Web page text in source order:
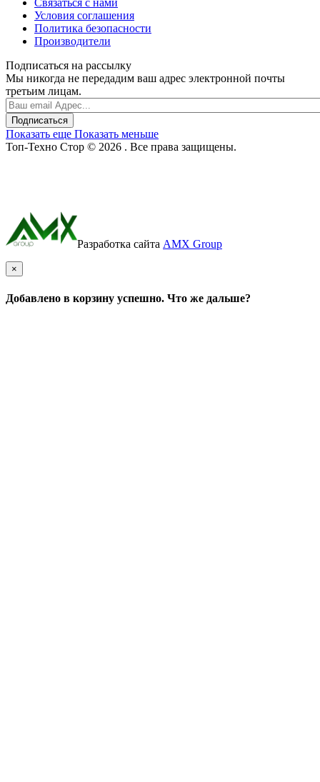
Условия соглашения
Политика безопасности
Производители
Подписаться на рассылку
Мы никогда не передадим ваш адрес электронной почты
третьим лицам.
Подписаться
Показать еще Показать меньше
Топ-Техно Стор © 2026 . Все права защищены.
Разработка сайта AMX Group
×
Добавлено в корзину успешно. Что же дальше?